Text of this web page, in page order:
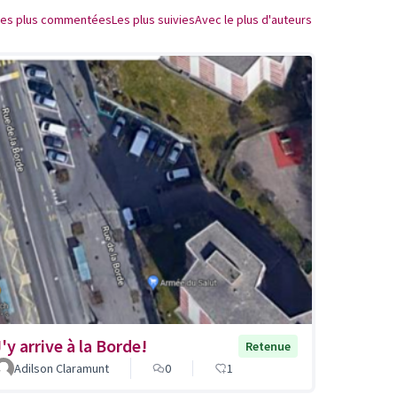
plus commentéesLes plus suiviesAvec le plus d'auteurs
arrive à la Borde!
Retenue
Adilson Claramunt
0 1